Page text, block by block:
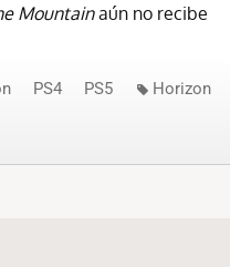
Mountainaún no recibe
PS4 PS5 Horizon